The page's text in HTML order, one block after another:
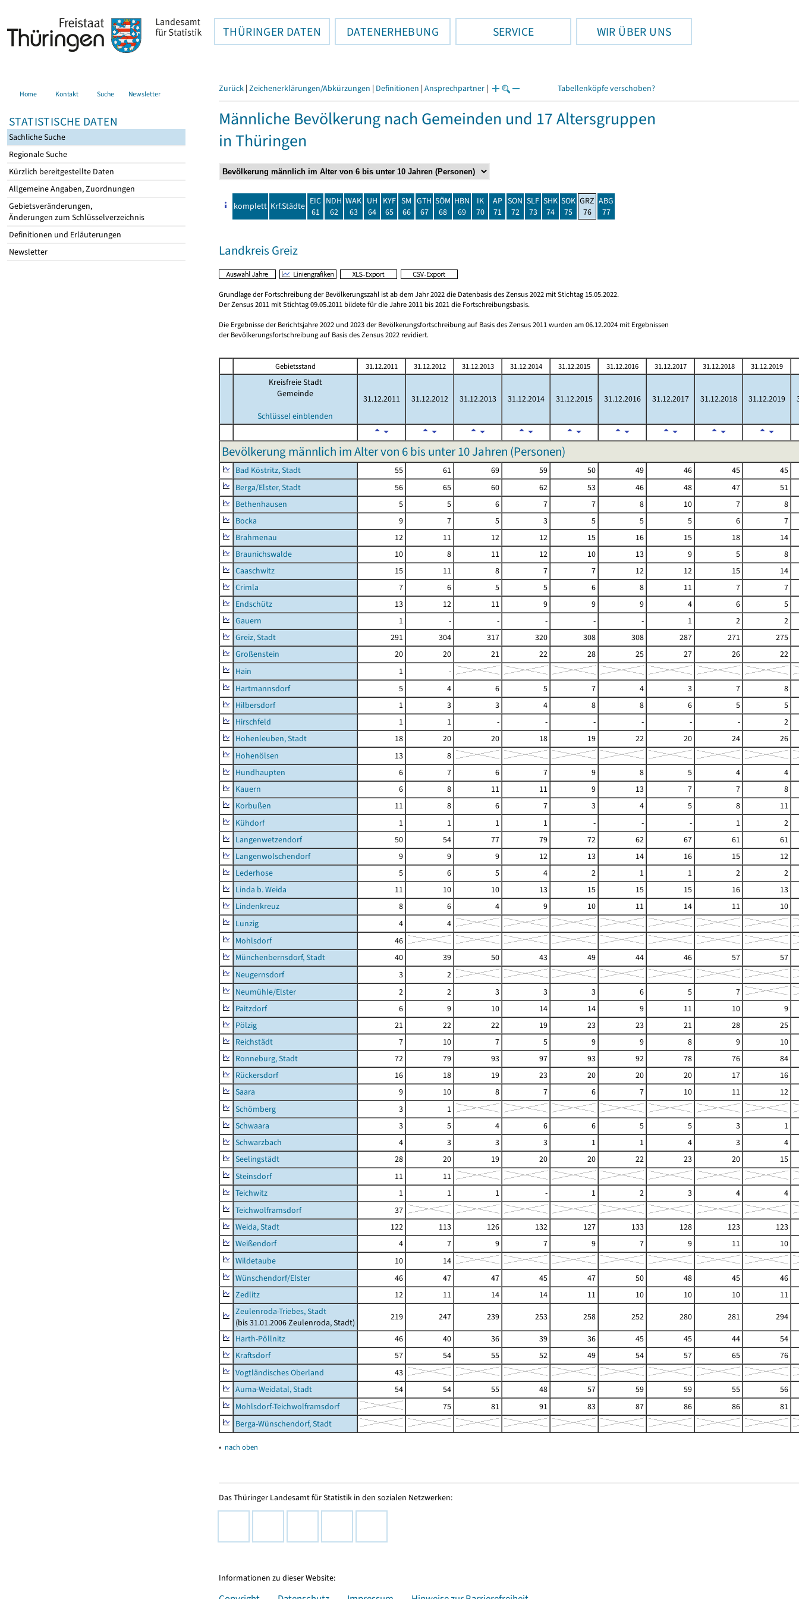
THÜRINGER DATEN DATENERHEBUNG SERVICE WIR ÜBER UNS
Home Kontakt Suche Newsletter
STATISTISCHE DATEN
Sachliche Suche
Regionale Suche
Kürzlich bereitgestellte Daten
Allgemeine Angaben, Zuordnungen
Gebietsveränderungen,
Änderungen zum Schlüsselverzeichnis
Definitionen und Erläuterungen
Newsletter
Zurück | Zeichenerklärungen/Abkürzungen | Definitionen | Ansprechpartner | Tabellenköpfe verschoben?
Männliche Bevölkerung nach Gemeinden und 17 Altersgruppen
in Thüringen
komplett Krf.Städte EIC
61
NDH
62
WAK
63
UH
64
KYF
65
SM
66
GTH
67
SÖM
68
HBN
69
IK
70
AP
71
SON
72
SLF
73
SHK
74
SOK
75
GRZ
76
ABG
77
Landkreis Greiz
Grundlage der Fortschreibung der Bevölkerungszahl ist ab dem Jahr 2022 die Datenbasis des Zensus 2022 mit Stichtag 15.05.2022.
Der Zensus 2011 mit Stichtag 09.05.2011 bildete für die Jahre 2011 bis 2021 die Fortschreibungsbasis.
Die Ergebnisse der Berichtsjahre 2022 und 2023 der Bevölkerungsfortschreibung auf Basis des Zensus 2011 wurden am 06.12.2024 mit Ergebnissen
der Bevölkerungsfortschreibung auf Basis des Zensus 2022 revidiert.
Gebietsstand 31.12.2011 31.12.2012 31.12.2013 31.12.2014 31.12.2015 31.12.2016 31.12.2017 31.12.2018 31.12.2019
Kreisfreie Stadt
Gemeinde
Schlüssel einblenden
31.12.2011 31.12.2012 31.12.2013 31.12.2014 31.12.2015 31.12.2016 31.12.2017 31.12.2018 31.12.2019
Bevölkerung männlich im Alter von 6 bis unter 10 Jahren (Personen)
Bad Köstritz, Stadt 55 61 69 59 50 49 46 45
45
Berga/Elster, Stadt
56 65 60 62 53 46 48 47
51
Bethenhausen
5 5 6 7 7 8 10 7
8
Bocka
9 7 5 3 5 5 5 6
7
Brahmenau
12 11 12 12 15 16 15 18
14
Braunichswalde
10 8 11 12 10 13 9 5
8
Caaschwitz
15 11 8 7 7 12 12 15
14
Crimla
7 6 5 5 6 8 11 7
7
Endschütz
13 12 11 9 9 9 4 6
5
Gauern
1 - - - - - 1 2
2
Greiz, Stadt
291 304 317 320 308 308 287 271
275
Großenstein
20 20 21 22 28 25 27 26
22
Hain
1
-
Hartmannsdorf
5 4 6 5 7 4 3 7
8
Hilbersdorf
1 3 3 4 8 8 6 5
5
Hirschfeld
1 1 - - - - - -
2
Hohenleuben, Stadt
18 20 20 18 19 22 20 24
26
Hohenölsen
13
8
Hundhaupten
6 7 6 7 9 8 5 4
4
Kauern
6 8 11 11 9 13 7 7
8
Korbußen
11 8 6 7 3 4 5 8
11
Kühdorf
1 1 1 1 - - - 1
2
Langenwetzendorf
50 54 77 79 72 62 67 61
61
Langenwolschendorf
9 9 9 12 13 14 16 15
12
Lederhose
5 6 5 4 2 1 1 2
2
Linda b. Weida
11 10 10 13 15 15 15 16
13
Lindenkreuz
8 6 4 9 10 11 14 11
10
Lunzig
4
4
Mohlsdorf
46
Münchenbernsdorf, Stadt
40 39 50 43 49 44 46 57
57
Neugernsdorf
3
2
Neumühle/Elster
2 2 3 3 3 6 5
7
Paitzdorf
6 9 10 14 14 9 11 10
9
Pölzig
21 22 22 19 23 23 21 28
25
Reichstädt
7 10 7 5 9 9 8 9
10
Ronneburg, Stadt
72 79 93 97 93 92 78 76
84
Rückersdorf
16 18 19 23 20 20 20 17
16
Saara
9 10 8 7 6 7 10 11
12
Schömberg
3
1
Schwaara
3 5 4 6 6 5 5 3
1
Schwarzbach
4 3 3 3 1 1 4 3
4
Seelingstädt
28 20 19 20 20 22 23 20
15
Steinsdorf
11
11
Teichwitz
1 1 1 - 1 2 3 4
4
Teichwolframsdorf
37
Weida, Stadt
122 113 126 132 127 133 128 123
123
Weißendorf
4 7 9 7 9 7 9 11
10
Wildetaube
10
14
Wünschendorf/Elster
46 47 47 45 47 50 48 45
46
Zedlitz
12 11 14 14 11 10 10 10
11
Zeulenroda-Triebes, Stadt
(bis 31.01.2006 Zeulenroda, Stadt)
219 247 239 253 258 252 280 281
294
Harth-Pöllnitz
46 40 36 39 36 45 45 44
54
Kraftsdorf
57 54 55 52 49 54 57 65
76
Vogtländisches Oberland
43
Auma-Weidatal, Stadt
54 54 55 48 57 59 59 55
56
Mohlsdorf-Teichwolframsdorf
75 81 91 83 87 86 86
81
Berga-Wünschendorf, Stadt
▴ nach oben
Das Thüringer Landesamt für Statistik in den sozialen Netzwerken:
Informationen zu dieser Website: